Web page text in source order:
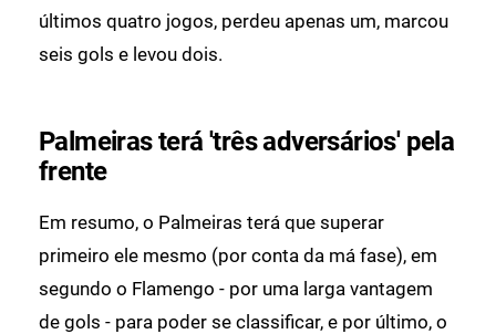
últimos quatro jogos, perdeu apenas um, marcou
seis gols e levou dois.
Palmeiras terá 'três adversários' pela
frente
Em resumo, o Palmeiras terá que superar
primeiro ele mesmo (por conta da má fase), em
segundo o Flamengo - por uma larga vantagem
de gols - para poder se classificar, e por último, o